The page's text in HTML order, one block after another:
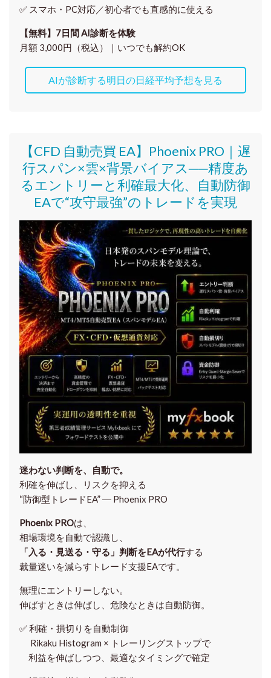
✅ スマホ・PC対応／初心者でも直感的に使える
【無料】7日間 AI診断を体験
月額 3,000円（税込）｜いつでも解約OK
AIが診断する明日の日経平均予想を見る
【CFD 自動売買 EA】Phoenix PRO｜遅
行スパン×雲×背景バイアス──精度あ
るエントリーと利確最大化、自動防御
EAで“攻守最強”のトレードを実現
迷わない判断を、自動で。
利確を伸ばし、リスクを抑える
“防御型トレードEA” ― Phoenix PRO
Phoenix PROは、
相場環境を自動で認識し、
「入る・見送る・守る」判断をEAが代行する
裁量迷いを減らすトレード支援EAです。
無理にエントリーしない。
伸ばすときは伸ばし、危険なときは自動防御。
✅利確・損切りを自動制御
Rikaku Histogram × トレーリングストップで
利益を伸ばしつつ、最適なタイミングで確定